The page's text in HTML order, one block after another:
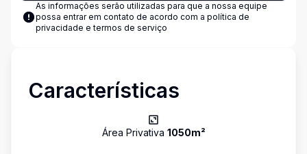
As informações serão utilizadas para que a nossa equipe
possa entrar em contato de acordo com a política de
privacidade e termos de serviço
Características
Área Privativa 1050m²